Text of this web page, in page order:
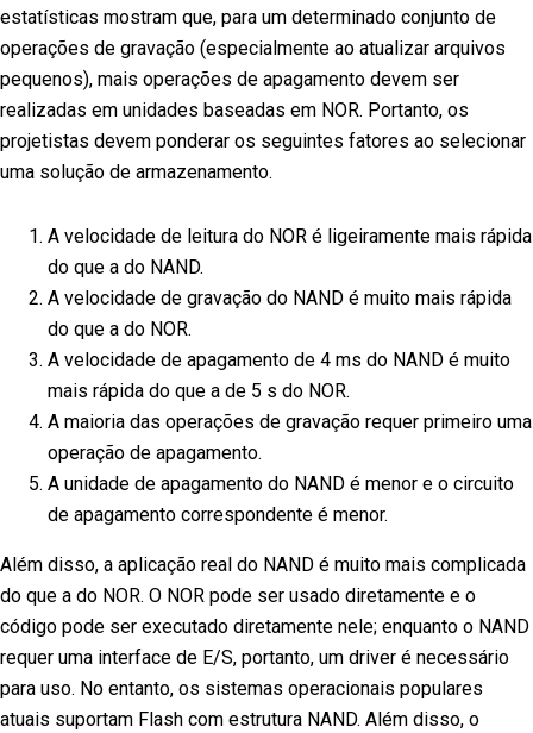
estatísticas mostram que, para um determinado conjunto de
operações de gravação (especialmente ao atualizar arquivos
pequenos), mais operações de apagamento devem ser
realizadas em unidades baseadas em NOR. Portanto, os
projetistas devem ponderar os seguintes fatores ao selecionar
uma solução de armazenamento.
A velocidade de leitura do NOR é ligeiramente mais rápida
do que a do NAND.
A velocidade de gravação do NAND é muito mais rápida
do que a do NOR.
A velocidade de apagamento de 4 ms do NAND é muito
mais rápida do que a de 5 s do NOR.
A maioria das operações de gravação requer primeiro uma
operação de apagamento.
A unidade de apagamento do NAND é menor e o circuito
de apagamento correspondente é menor.
Além disso, a aplicação real do NAND é muito mais complicada
do que a do NOR. O NOR pode ser usado diretamente e o
código pode ser executado diretamente nele; enquanto o NAND
requer uma interface de E/S, portanto, um driver é necessário
para uso. No entanto, os sistemas operacionais populares
atuais suportam Flash com estrutura NAND. Além disso, o